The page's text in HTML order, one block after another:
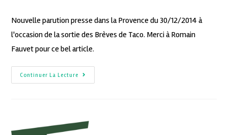
Nouvelle parution presse dans la Provence du 30/12/2014 à
l'occasion de la sortie des Brèves de Taco. Merci à Romain
Fauvet pour ce bel article.
Continuer La Lecture